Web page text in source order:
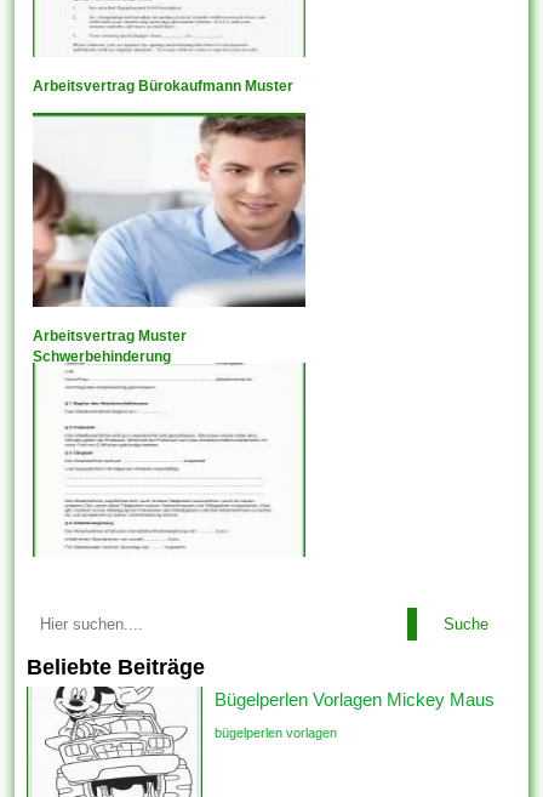
Arbeitsvertrag Bürokaufmann Muster
Arbeitsvertrag Muster
Schwerbehinderung
Suche
Beliebte Beiträge
Bügelperlen Vorlagen Mickey Maus
bügelperlen vorlagen